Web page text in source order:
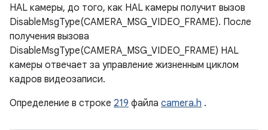
HAL камеры, до того, как HAL камеры получит вызов
DisableMsgType(CAMERA_MSG_VIDEO_FRAME). После
получения вызова
DisableMsgType(CAMERA_MSG_VIDEO_FRAME) HAL
камеры отвечает за управление жизненным циклом
кадров видеозаписи.
Определение в строке 219 файла camera.h .